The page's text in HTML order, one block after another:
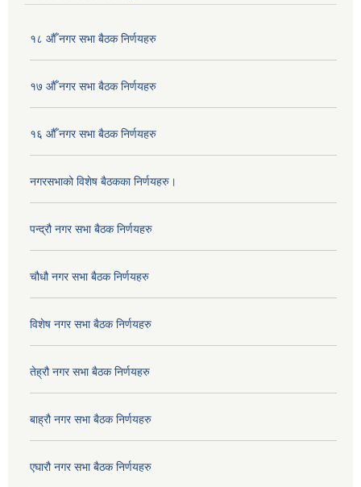
१८ औँ नगर सभा बैठक निर्णयहरु
१७ औँ नगर सभा बैठक निर्णयहरु
१६ औँ नगर सभा बैठक निर्णयहरु
नगरसभाको विशेष बैठकका निर्णयहरु।
पन्द्रौ नगर सभा बैठक निर्णयहरु
चौधौ नगर सभा बैठक निर्णयहरु
विशेष नगर सभा बैठक निर्णयहरु
तेह्रौ नगर सभा बैठक निर्णयहरु
बाह्रौ नगर सभा बैठक निर्णयहरु
एघारौ नगर सभा बैठक निर्णयहरु